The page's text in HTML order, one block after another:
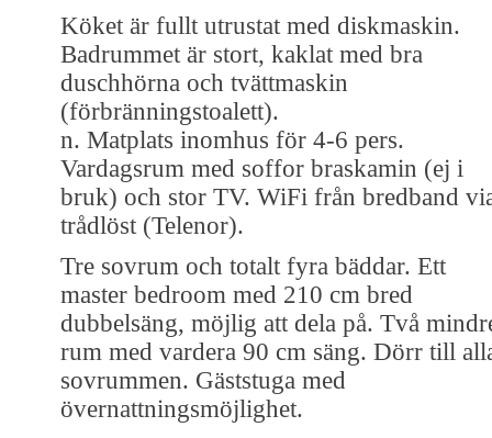
Köket är fullt utrustat med diskmaskin.
Badrummet är stort, kaklat med bra
duschhörna och tvättmaskin
(förbränningstoalett).
n. Matplats inomhus för 4-6 pers.
Vardagsrum med soffor braskamin (ej i
bruk) och stor TV. WiFi från bredband
trådlöst (Telenor).
Tre sovrum och totalt fyra bäddar. Ett
master bedroom med 210 cm bred
dubbelsäng, möjlig att dela på. Två
rum med vardera 90 cm säng. Dörr till
sovrummen. Gäststuga med
övernattningsmöjlighet.